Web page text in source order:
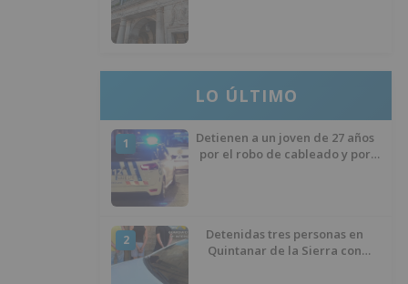
LO ÚLTIMO
1
Detienen a un joven de 27 años
por el robo de cableado y por
2
Detenidas tres personas en
Quintanar de la Sierra con